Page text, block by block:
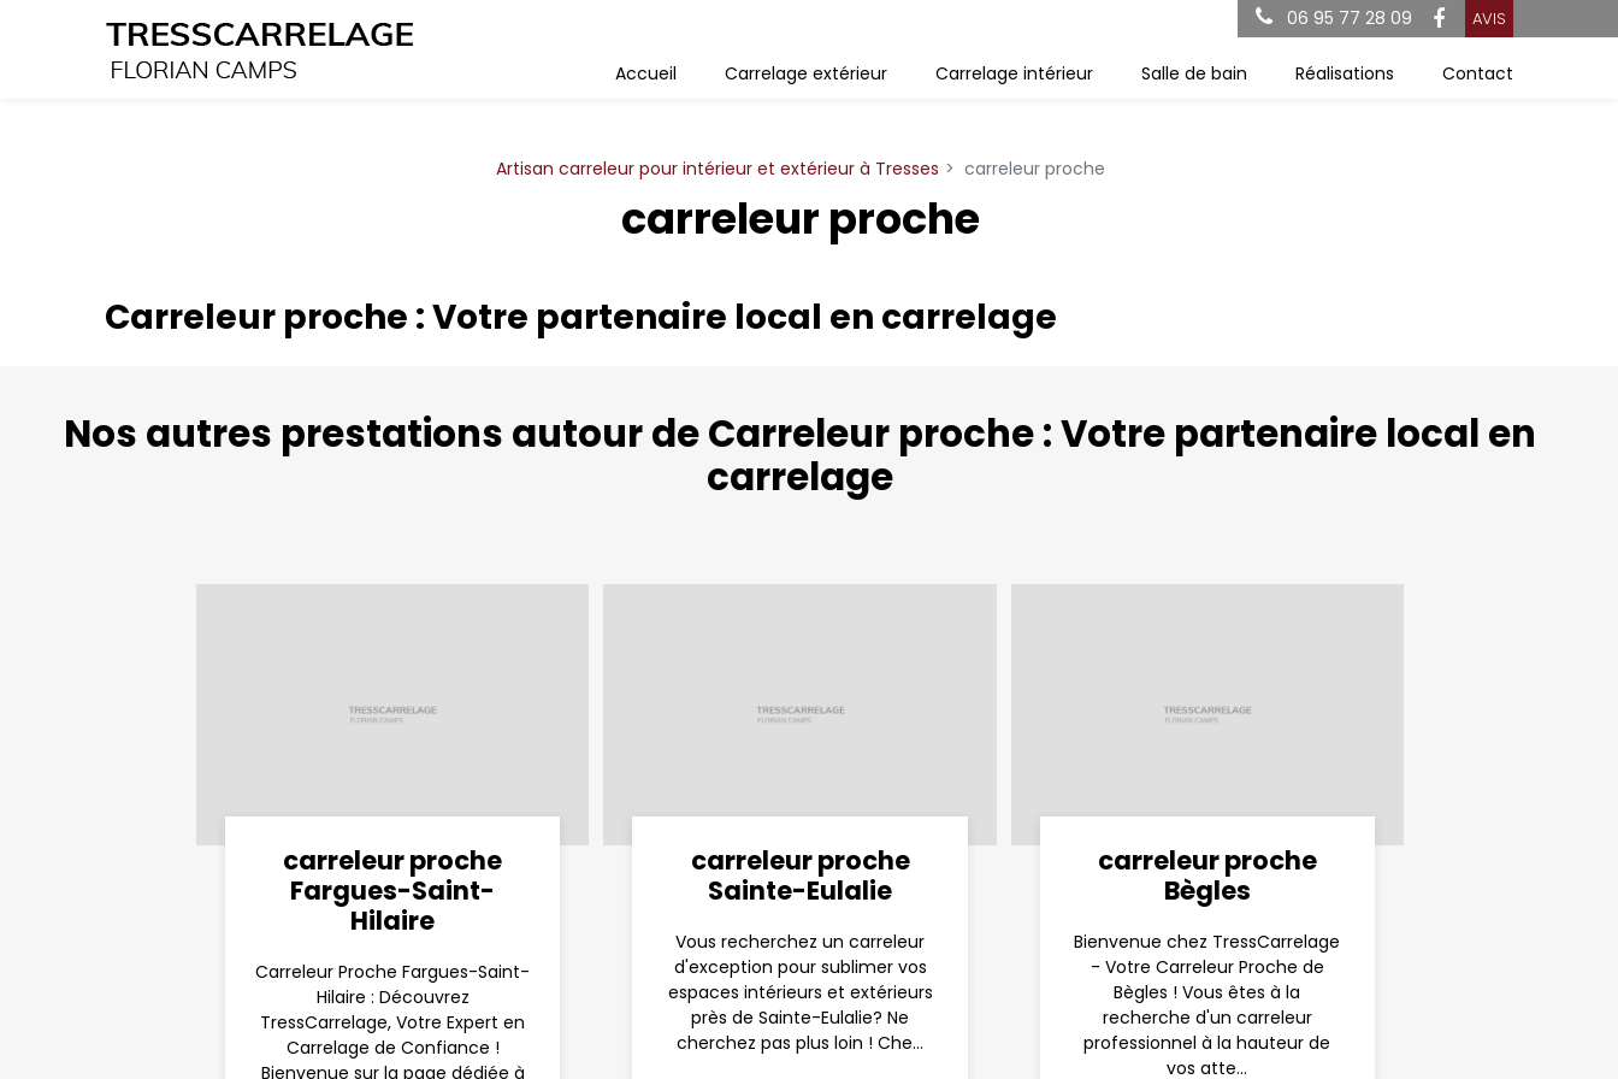
06 95 77 28 09 AVIS
Accueil Carrelage extérieur Carrelage intérieur Salle de bain Réalisations Contact
Artisan carreleur pour intérieur et extérieur à Tresses carreleur proche
carreleur proche
Carreleur proche : Votre partenaire local en carrelage
Nos autres prestations autour de Carreleur proche : Votre partenaire local en
carrelage
carreleur proche
Fargues-Saint-
Hilaire
Carreleur Proche Fargues-Saint-
Hilaire : Découvrez
TressCarrelage, Votre Expert en
Carrelage de Confiance !
Bienvenue sur la page dédiée à
carreleur proche
Sainte-Eulalie
Vous recherchez un carreleur
d'exception pour sublimer vos
espaces intérieurs et extérieurs
près de Sainte-Eulalie? Ne
cherchez pas plus loin ! Che...
carreleur proche
Bègles
Bienvenue chez TressCarrelage
- Votre Carreleur Proche de
Bègles ! Vous êtes à la
recherche d'un carreleur
professionnel à la hauteur de
vos atte...